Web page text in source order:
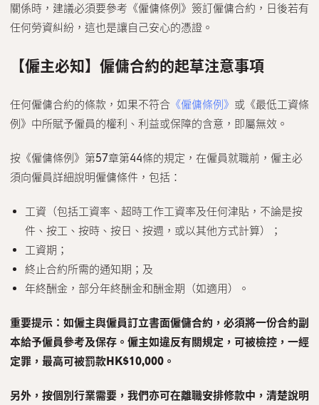
關係時，建議必須要參考《僱傭條例》簽訂僱傭合約，日後若有
任何勞資糾紛，這也是讓自己安心的憑證。
【僱主必知】僱傭合約的起草注意事項
任何僱傭合約的條款，如果不符合 《僱傭條例》 或《最低工資條
例》中所賦予僱員的權利、利益或保障的含意，即屬無效。
按《僱傭條例》第57章第44條的規定，在僱員就職前，僱主必
須向僱員詳細說明僱傭條件，包括：
工資（包括工資率、超時工作工資率及任何津貼，不論是按
件、按工、按時、按日、按週，或以其他方式計算）；
工資期；
終止合約所需的通知期；及
年終酬金，部分年終酬金和酬金期（如適用）。
重要提示：如僱主與僱員訂立書面僱傭合約，必須將一份合約副
本給予僱員參考及保存。僱主如違反有關規定，可被檢控，一經
定罪，最高可被罰款HK$10,000 。
另外，按個別行業需要，我們亦可在離職安排修款中，清楚說明